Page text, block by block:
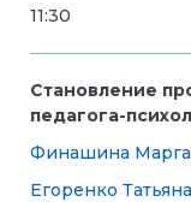
11:30
Становление
педагога-
Финашина
Егоренко